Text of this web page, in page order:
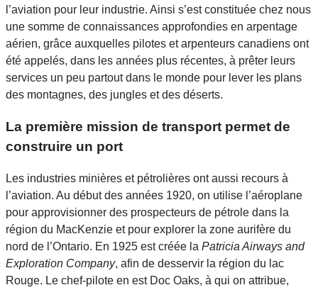
l’aviation pour leur industrie. Ainsi s’est constituée chez nous
une somme de connaissances approfondies en arpentage
aérien, grâce auxquelles pilotes et arpenteurs canadiens ont
été appelés, dans les années plus récentes, à prêter leurs
services un peu partout dans le monde pour lever les plans
des montagnes, des jungles et des déserts.
La première mission de transport permet de
construire un port
Les industries minières et pétrolières ont aussi recours à
l’aviation. Au début des années 1920, on utilise l’aéroplane
pour approvisionner des prospecteurs de pétrole dans la
région du MacKenzie et pour explorer la zone aurifère du
nord de l’Ontario. En 1925 est créée la Patricia Airways and
Exploration Company, afin de desservir la région du lac
Rouge. Le chef-pilote en est Doc Oaks, à qui on attribue,